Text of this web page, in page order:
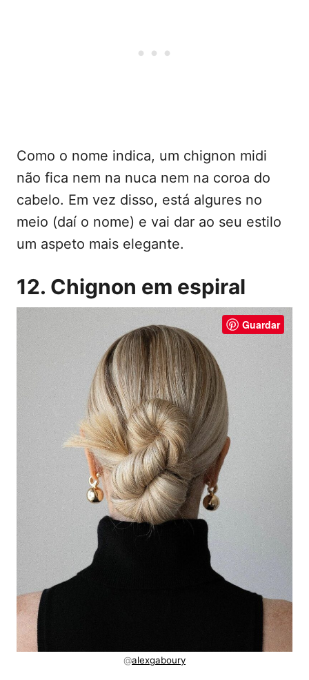
Como o nome indica, um chignon midi
não fica nem na nuca nem na coroa do
cabelo. Em vez disso, está algures no
meio (daí o nome) e vai dar ao seu estilo
um aspeto mais elegante.
12. Chignon em espiral
Guardar
@alexgaboury